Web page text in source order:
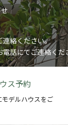
連絡ください。
電話にてご連絡くだ
ス予約
モデルハウスをご